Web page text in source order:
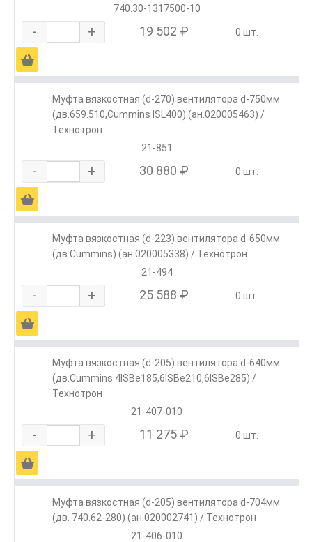
740.30-1317500-10
- + 19 502 ₽ 0 шт.
Ä
Муфта вязкостная (d-270) вентилятора d-750мм
(дв.659.510,Cummins ISL400) (ан.020005463) /
Технотрон
21-851
- + 30 880 ₽ 0 шт.
Ä
Муфта вязкостная (d-223) вентилятора d-650мм
(дв.Cummins) (ан.020005338) / Технотрон
21-494
- + 25 588 ₽ 0 шт.
Ä
Муфта вязкостная (d-205) вентилятора d-640мм
(дв.Cummins 4ISBe185,6ISBe210,6ISBe285) /
Технотрон
21-407-010
- + 11 275 ₽ 0 шт.
Ä
Муфта вязкостная (d-205) вентилятора d-704мм
(дв. 740.62-280) (ан.020002741) / Технотрон
21-406-010